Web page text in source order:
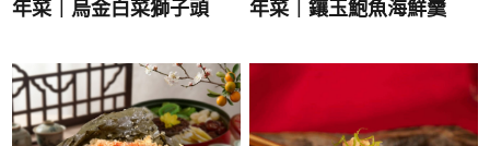
年菜｜烏金白菜獅子頭 年菜｜鑲玉鮑魚海鮮羹